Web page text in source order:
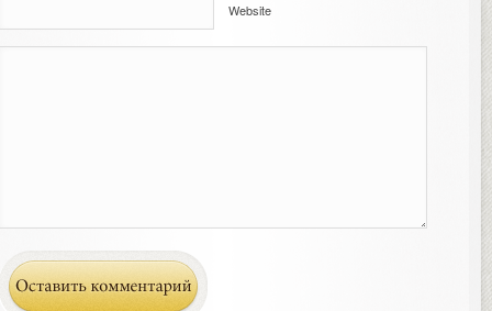
Website